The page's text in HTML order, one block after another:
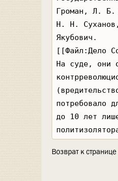
Возврат к странице